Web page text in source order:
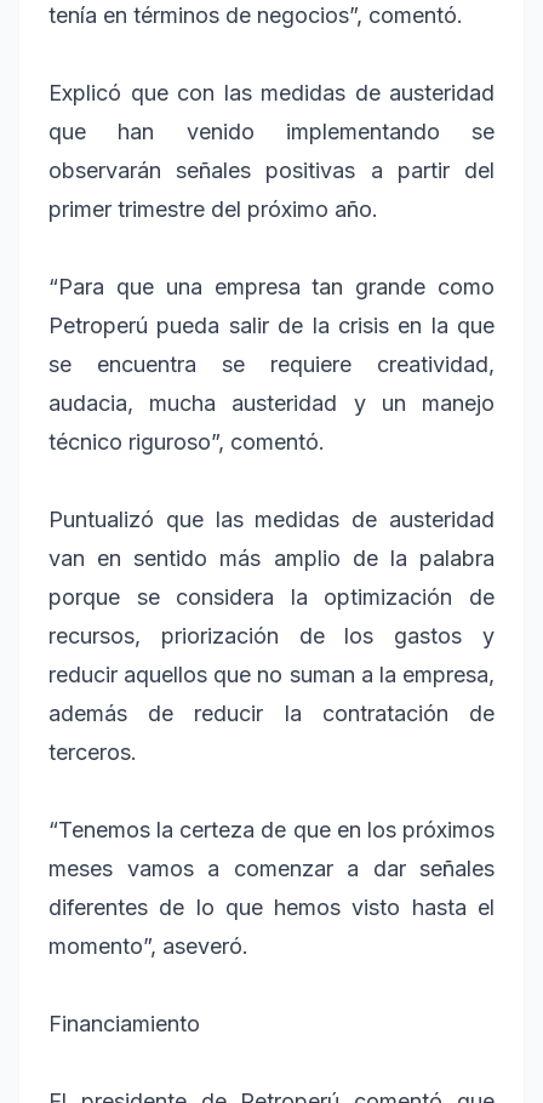
tenía en términos de negocios”, comentó.
Explicó que con las medidas de austeridad
que han venido implementando se
observarán señales positivas a partir del
primer trimestre del próximo año.
“Para que una empresa tan grande como
Petroperú pueda salir de la crisis en la que
se encuentra se requiere creatividad,
audacia, mucha austeridad y un manejo
técnico riguroso”, comentó.
Puntualizó que las medidas de austeridad
van en sentido más amplio de la palabra
porque se considera la optimización de
recursos, priorización de los gastos y
reducir aquellos que no suman a la empresa,
además de reducir la contratación de
terceros.
“Tenemos la certeza de que en los próximos
meses vamos a comenzar a dar señales
diferentes de lo que hemos visto hasta el
momento”, aseveró.
Financiamiento